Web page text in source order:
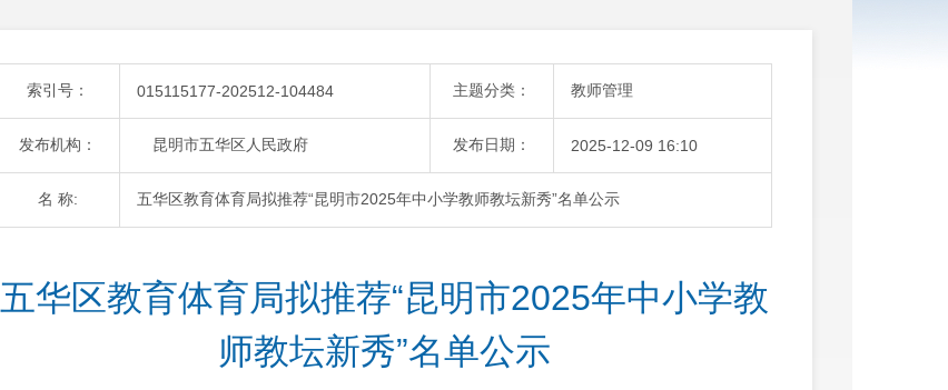
索引号： 015115177-202512-104484 主题分类： 教师管理
发布机构： 昆明市五华区人民政府 发布日期： 2025-12-09 16:10
名 称: 五华区教育体育局拟推荐“昆明市2025年中小学教师教坛新秀”名单公示
五华区教育体育局拟推荐“昆明市2025年中小学教
师教坛新秀”名单公示